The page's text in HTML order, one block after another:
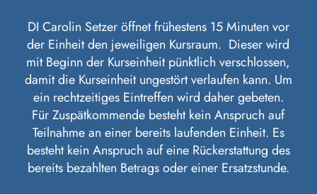
DI Carolin Setzer öffnet frühestens 15 Minuten vor
der Einheit den jeweiligen Kursraum. Dieser wird
mit Beginn der Kurseinheit pünktlich verschlossen,
damit die Kurseinheit ungestört verlaufen kann. Um
ein rechtzeitiges Eintreffen wird daher gebeten.
Für Zuspätkommende besteht kein Anspruch auf
Teilnahme an einer bereits laufenden Einheit. Es
besteht kein Anspruch auf eine Rückerstattung des
bereits bezahlten Betrags oder einer Ersatzstunde.